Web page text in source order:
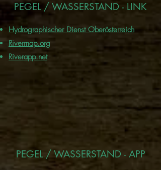
PEGEL / WASSERSTAND - LINK
Hydrographischer Dienst Oberösterreich
Rivermap.org
Riverapp.net
PEGEL / WASSERSTAND - APP